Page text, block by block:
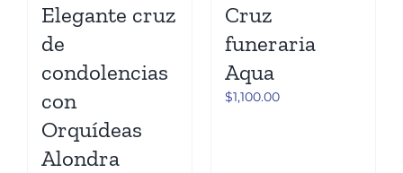
Elegante cruz
de
condolencias
con
Orquídeas
Alondra
Cruz
funeraria
Aqua
$1,100.00